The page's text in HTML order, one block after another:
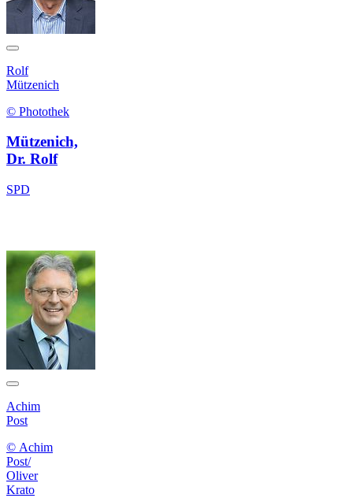
Rolf
Mützenich
© Photothek
Mützenich,
Dr. Rolf
SPD
Achim
Post
© Achim
Post/
Oliver
Krato